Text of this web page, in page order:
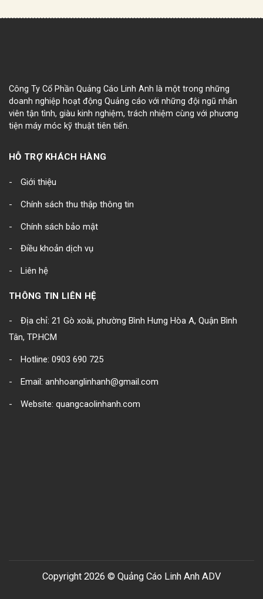
Công Ty Cổ Phần Quảng Cáo Linh Anh là một trong những
doanh nghiệp hoạt động Quảng cáo với những đội ngũ nhân
viên tận tình, giàu kinh nghiệm, trách nhiệm cùng với phương
tiện máy móc kỹ thuật tiên tiến.
HỖ TRỢ KHÁCH HÀNG
Giới thiệu
Chính sách thu thập thông tin
Chính sách bảo mật
Điều khoản dịch vụ
Liên hệ
THÔNG TIN LIÊN HỆ
Địa chỉ: 21 Gò xoài, phường Bình Hưng Hòa A, Quận Bình
Tân, TP.HCM
Hotline: 0903 690 725
Email: anhhoanglinhanh@gmail.com
Website: quangcaolinhanh.com
Copyright 2026 © Quảng Cáo Linh Anh ADV